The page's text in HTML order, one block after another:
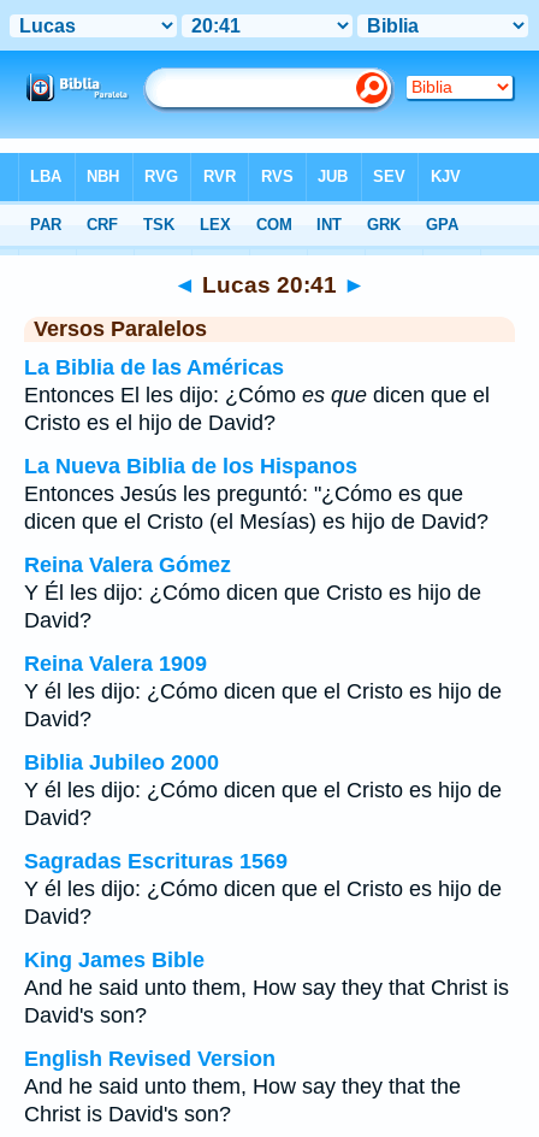
>Lucas > Capítulo 20> Verso 41
◄ Lucas 20:41 ►
Versos Paralelos
La Biblia de las Américas
Entonces El les dijo: ¿Cómo es que dicen que el
Cristo es el hijo de David?
La Nueva Biblia de los Hispanos
Entonces Jesús les preguntó: "¿Cómo es que
dicen que el Cristo (el Mesías) es hijo de David?
Reina Valera Gómez
Y Él les dijo: ¿Cómo dicen que Cristo es hijo de
David?
Reina Valera 1909
Y él les dijo: ¿Cómo dicen que el Cristo es hijo de
David?
Biblia Jubileo 2000
Y él les dijo: ¿Cómo dicen que el Cristo es hijo de
David?
Sagradas Escrituras 1569
Y él les dijo: ¿Cómo dicen que el Cristo es hijo de
David?
King James Bible
And he said unto them, How say they that Christ is
David's son?
English Revised Version
And he said unto them, How say they that the
Christ is David's son?